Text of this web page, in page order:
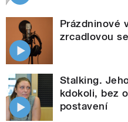
Prázdninové
zrcadlovou
Stalking.
kdokoli, bez
postavení